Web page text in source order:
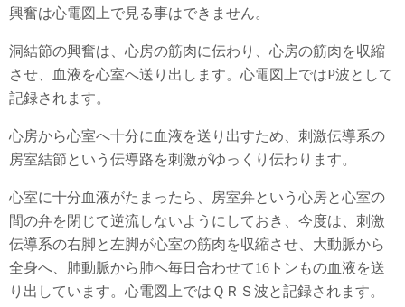
興奮は心電図上で見る事はできません。
洞結節の興奮は、心房の筋肉に伝わり、心房の筋肉を収縮
させ、血液を心室へ送り出します。心電図上ではP波として
記録されます。
心房から心室へ十分に血液を送り出すため、刺激伝導系の
房室結節という伝導路を刺激がゆっくり伝わります。
心室に十分血液がたまったら、房室弁という心房と心室の
間の弁を閉じて逆流しないようにしておき、今度は、刺激
伝導系の右脚と左脚が心室の筋肉を収縮させ、大動脈から
全身へ、肺動脈から肺へ毎日合わせて16トンもの血液を送
り出しています。心電図上ではＱＲＳ波と記録されます。